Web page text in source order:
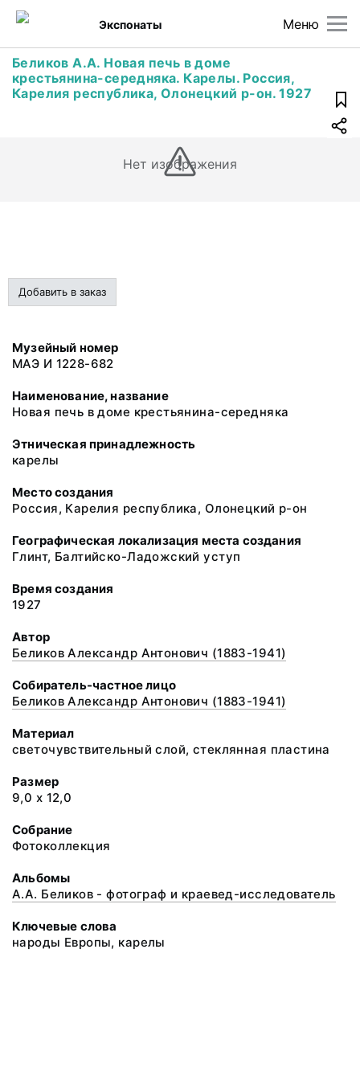
Меню
Экспонаты
Беликов А.А. Новая печь в доме
крестьянина-середняка. Карелы. Россия,
Карелия республика, Олонецкий р-он. 1927
Нет изображения
Добавить в заказ
Музейный номер
МАЭ И 1228-682
Наименование, название
Новая печь в доме крестьянина-середняка
Этническая принадлежность
карелы
Место создания
Россия, Карелия республика, Олонецкий р-он
Географическая локализация места создания
Глинт, Балтийско-Ладожский уступ
Время создания
1927
Автор
Беликов Александр Антонович (1883-1941)
Собиратель-частное лицо
Беликов Александр Антонович (1883-1941)
Материал
светочувствительный слой, стеклянная пластина
Размер
9,0 х 12,0
Собрание
Фотоколлекция
Альбомы
А.А. Беликов - фотограф и краевед-исследователь
Ключевые слова
народы Европы, карелы